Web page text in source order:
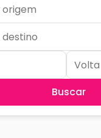
Buscar